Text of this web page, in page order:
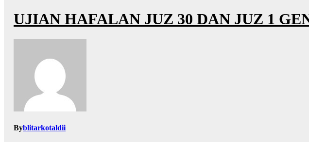
UJIAN HAFALAN JUZ 30 DAN JUZ 1
Byblitarkotaldii